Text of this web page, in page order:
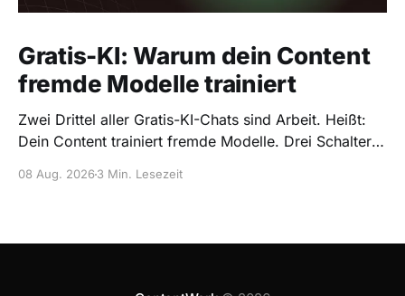
Gratis-KI: Warum dein Content
fremde Modelle trainiert
Zwei Drittel aller Gratis-KI-Chats sind Arbeit. Heißt:
Dein Content trainiert fremde Modelle. Drei Schalter,
08 Aug. 20263 Min. Lesezeit